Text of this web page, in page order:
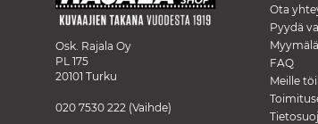
Osk. Rajala Oy
PL 175
20101 Turku
020 7530 222 (Vaihde)
Ota
Pyydä
FAQ
Meille